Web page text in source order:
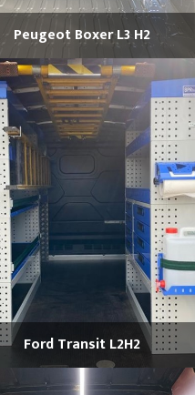
Peugeot Boxer L3 H2
Ford Transit L2H2